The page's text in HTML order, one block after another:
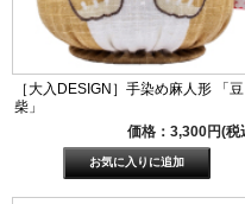
［大入DESIGN］手染め麻人形 「豆
柴」
価格：3,300円(税